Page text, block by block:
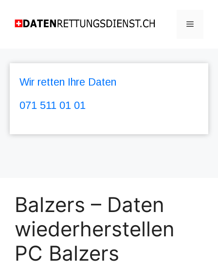
Wir retten Ihre Daten
071 511 01 01
Balzers – Daten
wiederherstellen
PC Balzers